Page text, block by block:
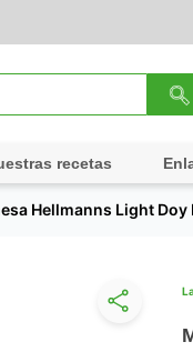
recetas
Hellmanns Light Doy